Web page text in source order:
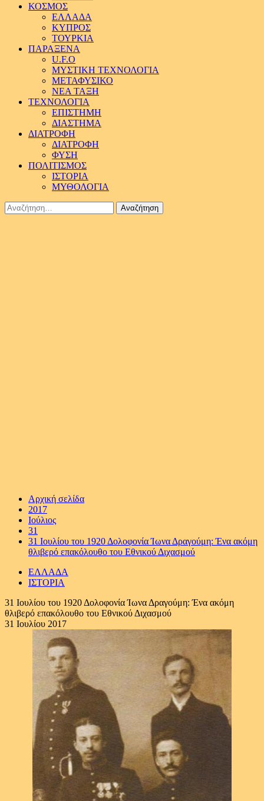
ΚΟΣΜΟΣ
ΕΛΛΑΔΑ
ΚΥΠΡΟΣ
ΤΟΥΡΚΙΑ
ΠΑΡΑΞΕΝΑ
U.F.O
ΜΥΣΤΙΚΗ ΤΕΧΝΟΛΟΓΙΑ
ΜΕΤΑΦΥΣΙΚΟ
ΝΕΑ ΤΑΞΗ
ΤΕΧΝΟΛΟΓΙΑ
ΕΠΙΣΤΗΜΗ
ΔΙΑΣΤΗΜΑ
ΔΙΑΤΡΟΦΗ
ΔΙΑΤΡΟΦΗ
ΦΥΣΗ
ΠΟΛΙΤΙΣΜΟΣ
ΙΣΤΟΡΙΑ
ΜΥΘΟΛΟΓΙΑ
Αναζήτηση
για:
Αρχική σελίδα
2017
Ιούλιος
31
31 Ιουλίου του 1920 Δολοφονία Ίωνα Δραγούμη: Ένα ακόμη
θλιβερό επακόλουθο του Εθνικού Διχασμού
ΕΛΛΑΔΑ
ΙΣΤΟΡΙΑ
31 Ιουλίου του 1920 Δολοφονία Ίωνα Δραγούμη: Ένα ακόμη
θλιβερό επακόλουθο του Εθνικού Διχασμού
31 Ιουλίου 2017